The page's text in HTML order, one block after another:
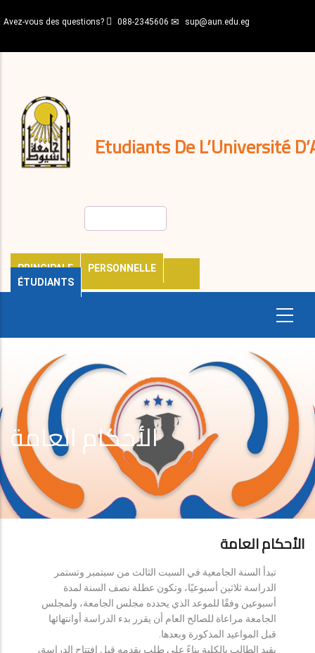
au
principal
Avez-vous des questions? 088-2345606 sup@aun.edu.eg
Etudiants De L’Université
PRINCIPALE
PERSONNELLE
ÉTUDIANTS
décisions
Expatriés
Journal
الأحكام العامة
الأحكام العامة
تبدأ السنة الجامعية في السبت الثالث من سبتمبر وتستمر
الدراسة ثلاثين أسبوعيًا، وتكون عطلة نصف السنة لمدة
أسبوعين وفقًا للموعد الذي يحدده مجلس الجامعة، ولمجلس
الجامعة مراعاة للصالح العام أن يقرر بدء الدراسة أوانتهائها
قبل المواعيد المذكورة وبعدها.
يقيد الطالب بالكلية بناءً على طلب يقدمه قبل افتتاح الدراسة،